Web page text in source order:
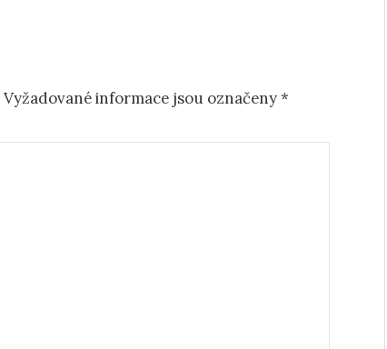
Vyžadované informace jsou označeny*